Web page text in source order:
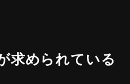
求められている